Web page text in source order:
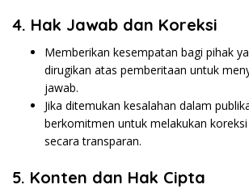
4. Hak Jawab dan Koreksi
Memberikan kesempatan bagi pihak
dirugikan atas pemberitaan untuk
jawab.
Jika ditemukan kesalahan dalam
berkomitmen untuk melakukan
secara transparan.
5. Konten dan Hak Cipta